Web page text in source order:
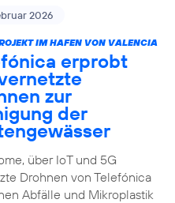
2026
IM HAFEN VON VALENCIA
erprobt
zur
der
über IoT und 5G
Drohnen von Telefónica
Abfälle und Mikroplastik